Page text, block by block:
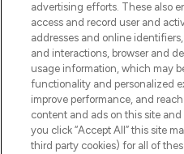
najnowszych
uznanych marek,
otrzyma
z Sunday
Zgoda na
Do Not Sell or
advertising efforts. These also
access and record user and
addresses and online
and interactions, browser and
usage information, which may
functionality and personalized
improve performance, and
content and ads on this site
you click “Accept All” this site
third party cookies) for all of